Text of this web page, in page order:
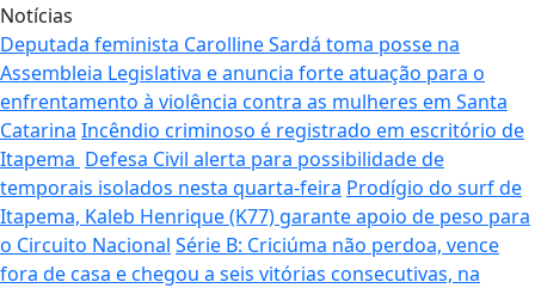
Notícias
Deputada feminista Carolline Sardá toma posse na
Assembleia Legislativa e anuncia forte atuação para o
enfrentamento à violência contra as mulheres em Santa
Catarina Incêndio criminoso é registrado em escritório de
Itapema Defesa Civil alerta para possibilidade de
temporais isolados nesta quarta-feira Prodígio do surf de
Itapema, Kaleb Henrique (K77) garante apoio de peso para
o Circuito Nacional Série B: Criciúma não perdoa, vence
fora de casa e chegou a seis vitórias consecutivas, na